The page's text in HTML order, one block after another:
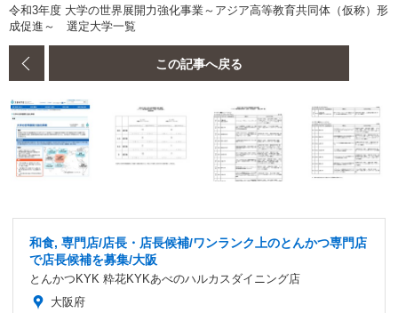
令和3年度 大学の世界展開力強化事業～アジア高等教育共同体（仮称）形
成促進～ 選定大学一覧
この記事へ戻る
和食, 専門店/店長・店長候補/ワンランク上のとんかつ専門店
で店長候補を募集/大阪
とんかつKYK 粋花KYKあべのハルカスダイニング店
大阪府